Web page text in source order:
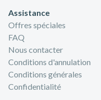
Assistance
Offres spéciales
FAQ
Nous contacter
Conditions d'annulation
Conditions générales
Confidentialité